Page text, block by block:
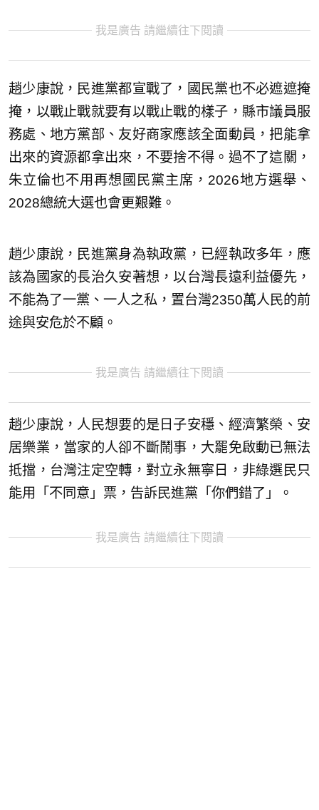
我是廣告 請繼續往下閱讀
趙少康說，民進黨都宣戰了，國民黨也不必遮遮掩
掩，以戰止戰就要有以戰止戰的樣子，縣市議員服
務處、地方黨部、友好商家應該全面動員，把能拿
出來的資源都拿出來，不要捨不得。過不了這關，
朱立倫也不用再想國民黨主席，2026地方選舉、
2028總統大選也會更艱難。
趙少康說，民進黨身為執政黨，已經執政多年，應
該為國家的長治久安著想，以台灣長遠利益優先，
不能為了一黨、一人之私，置台灣2350萬人民的前
途與安危於不顧。
我是廣告 請繼續往下閱讀
趙少康說，人民想要的是日子安穩、經濟繁榮、安
居樂業，當家的人卻不斷鬧事，大罷免啟動已無法
抵擋，台灣注定空轉，對立永無寧日，非綠選民只
能用「不同意」票，告訴民進黨「你們錯了」。
我是廣告 請繼續往下閱讀